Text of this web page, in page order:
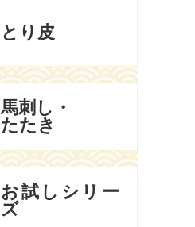
とり皮
馬刺し・
たたき
お試しシリー
ズ